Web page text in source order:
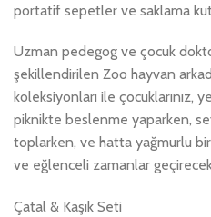
portatif sepetler ve saklama
Uzman pedegog ve çocuk
şekillendirilen Zoo hayvan
koleksiyonları ile çocuklarınız,
piknikte beslenme yaparken,
toplarken, ve hatta yağmurlu
ve eğlenceli zamanlar
Çatal & Kaşık Seti